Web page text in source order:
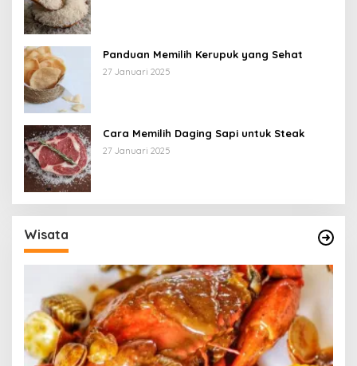
Panduan Memilih Kerupuk yang Sehat
27 Januari 2025
Cara Memilih Daging Sapi untuk Steak
27 Januari 2025
Wisata